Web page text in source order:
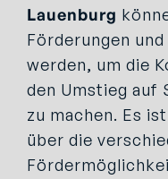
Lauenburg
Förderungen
werden, um die
den Umstieg auf
zu machen. Es
über die